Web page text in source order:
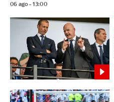
06 ago - 13:00